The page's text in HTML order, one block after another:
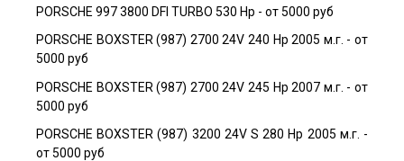
PORSCHE 997 3800 DFI TURBO 530 Hp - от 5000 руб
PORSCHE BOXSTER (987) 2700 24V 240 Hp 2005 м.г. - от
5000 руб
PORSCHE BOXSTER (987) 2700 24V 245 Hp 2007 м.г. - от
5000 руб
PORSCHE BOXSTER (987) 3200 24V S 280 Hp 2005 м.г. -
от 5000 руб